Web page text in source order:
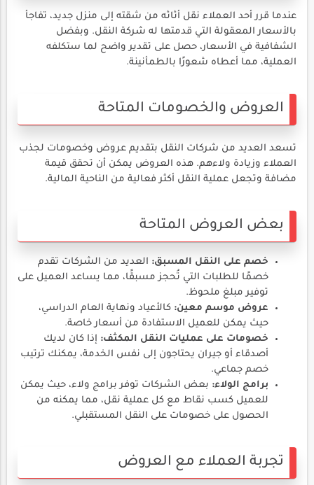
عندما قرر أحد العملاء نقل أثاثه من شقته إلى منزل جديد، تفاجأ
بالأسعار المعقولة التي قدمتها له شركة النقل. وبفضل
الشفافية في الأسعار، حصل على تقدير واضح لما ستكلفه
العملية، مما أعطاه شعورًا بالطمأنينة.
العروض والخصومات المتاحة
تسعد العديد من شركات النقل بتقديم عروض وخصومات لجذب
العملاء وزيادة ولاءهم. هذه العروض يمكن أن تحقق قيمة
مضافة وتجعل عملية النقل أكثر فعالية من الناحية المالية.
بعض العروض المتاحة
خصم على النقل المسبق: العديد من الشركات تقدم
خصمًا للطلبات التي تُحجز مسبقًا، مما يساعد العميل على
توفير مبلغ ملحوظ.
عروض موسم معين: كالأعياد ونهاية العام الدراسي،
حيث يمكن للعميل الاستفادة من أسعار خاصة.
خصومات على عمليات النقل المكثف: إذا كان لديك
أصدقاء أو جيران يحتاجون إلى نفس الخدمة، يمكنك ترتيب
خصم جماعي.
برامج الولاء: بعض الشركات توفر برامج ولاء، حيث يمكن
للعميل كسب نقاط مع كل عملية نقل، مما يمكنه من
الحصول على خصومات على النقل المستقبلي.
تجربة العملاء مع العروض